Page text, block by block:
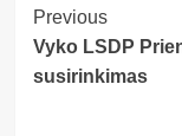
Post
Previous
Vyko LSDP
susirinkimas